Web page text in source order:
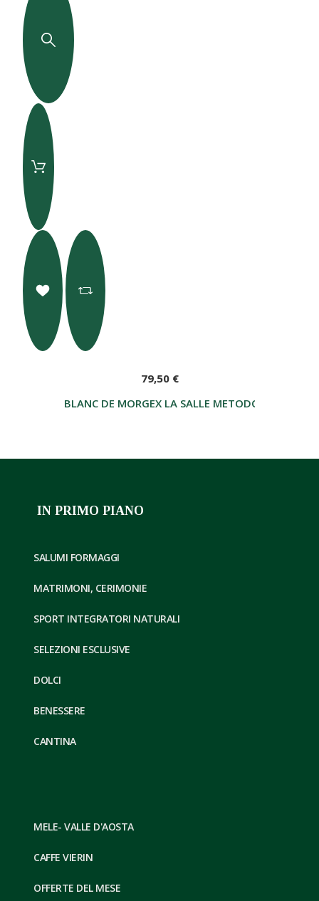
BLANC DE MORGEX LA SALLE METODO CLASSICO
79,50 €
IN PRIMO PIANO
SALUMI FORMAGGI
MATRIMONI, CERIMONIE
SPORT INTEGRATORI NATURALI
SELEZIONI ESCLUSIVE
DOLCI
BENESSERE
CANTINA
MELE- VALLE D'AOSTA
CAFFE VIERIN
OFFERTE DEL MESE